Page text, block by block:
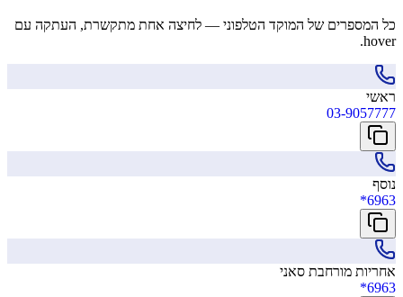
כל המספרים של המוקד הטלפוני — לחיצה אחת מתקשרת, העתקה עם
hover.
ראשי
03-9057777
נוסף
*6963
אחריות מורחבת סאני
*6963